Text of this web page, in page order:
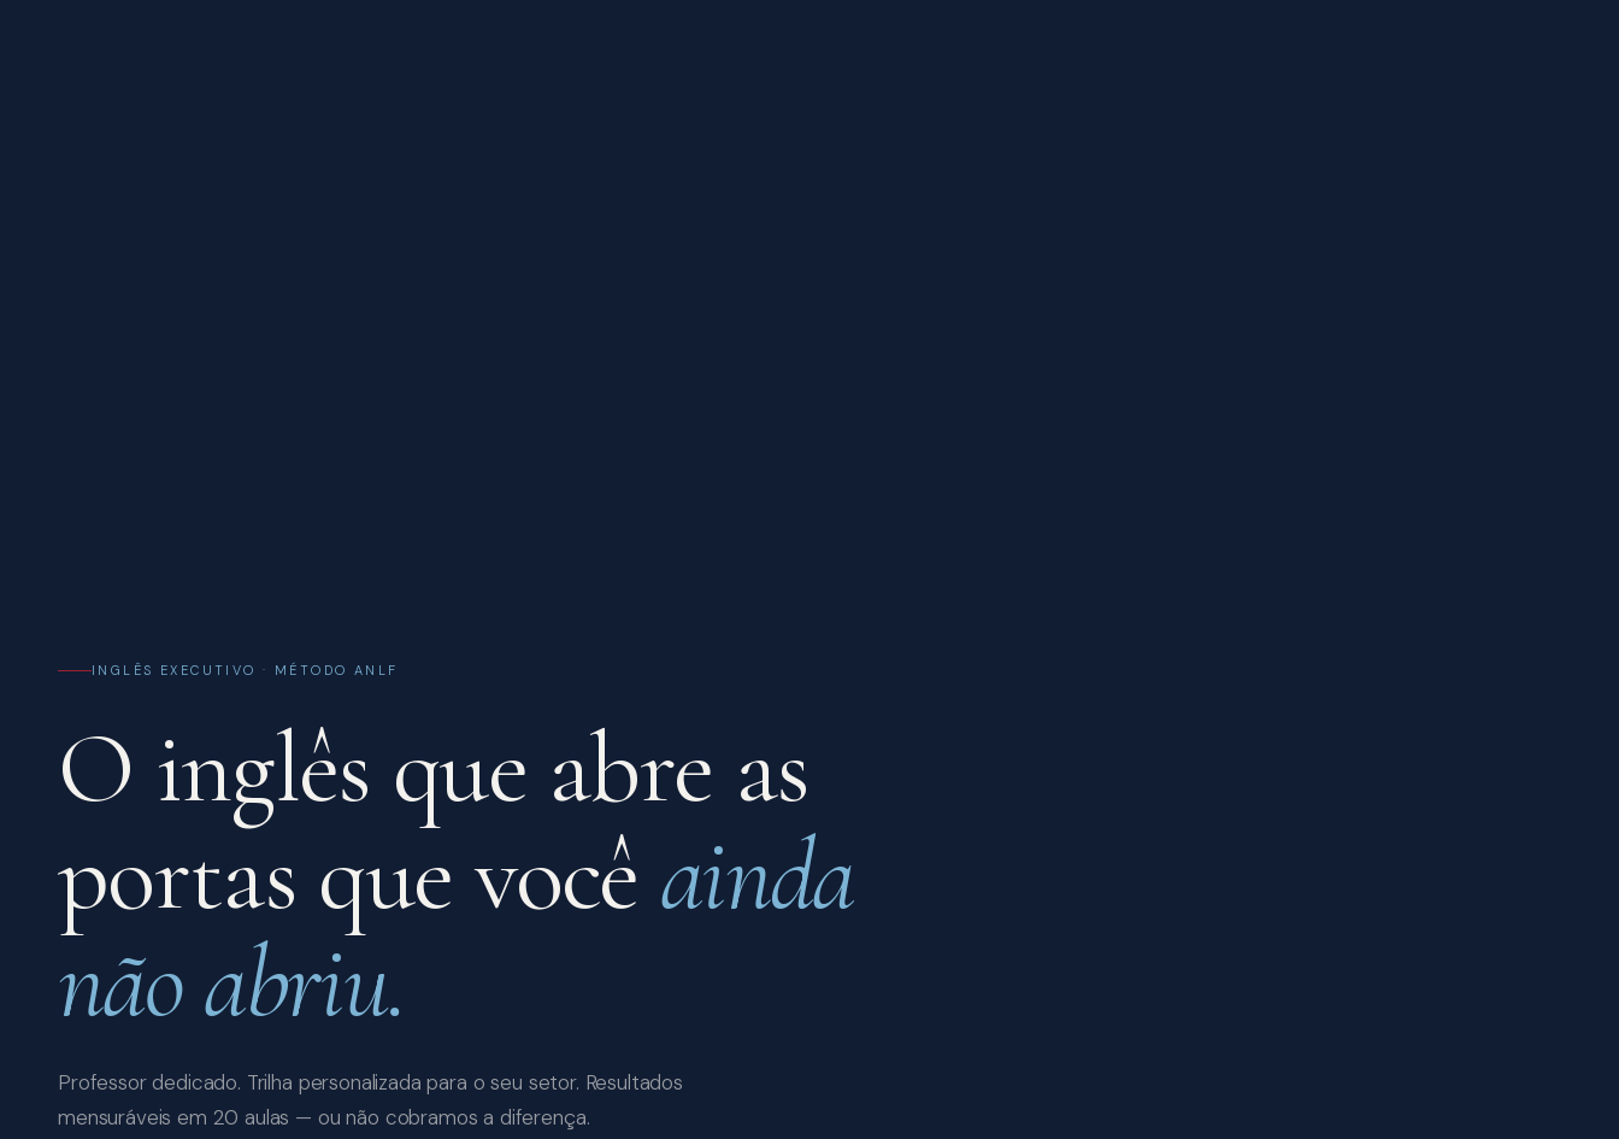
INGLÊS EXECUTIVO · MÉTODO ANLF
O inglês que abre as
portas que você ainda
não abriu.
Professor dedicado. Trilha personalizada para o seu setor. Resultados
mensuráveis em 20 aulas — ou não cobramos a diferença.